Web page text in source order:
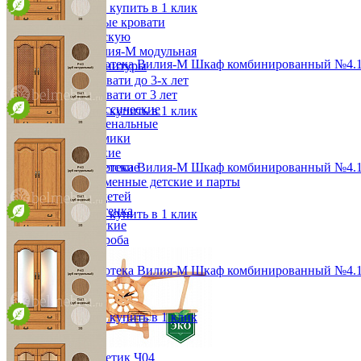
Детская
Двухъярусные кровати
Декор в детскую
Детская Вилия-М модульная
Детские гарнитуры
Детские кровати до 3-х лет
Детские кровати от 3 лет
Комоды классические
Комоды пеленальные
Кровати домики
Полки детские
Стеллажи детские
Столы письменные детские и парты
Тумбы для детей
Шведская стенка
Шкафы детские
Ящики и короба
Часы Самолетик Ч04
В корзину
Быстро купить в 1 клик
Модульная библиотека Вилия-М Шкаф комбинированный
от 69 144 ₽
96,4х190х36,8 см
В корзину
Быстро купить в 1 клик
Модульная библиотека Вилия-М Шкаф комбинированный
от 94 656 ₽
96,4х190х36,8 см
В корзину
Быстро купить в 1 клик
Модульная библиотека Вилия-М Шкаф комбинированный
от 68 124 ₽
96,4х190х36,8 см
В корзину
Быстро купить в 1 клик